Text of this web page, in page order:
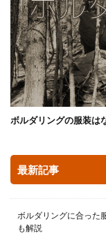
ボルダリングの服装は
最新記事
ボルダリングに合った
も解説